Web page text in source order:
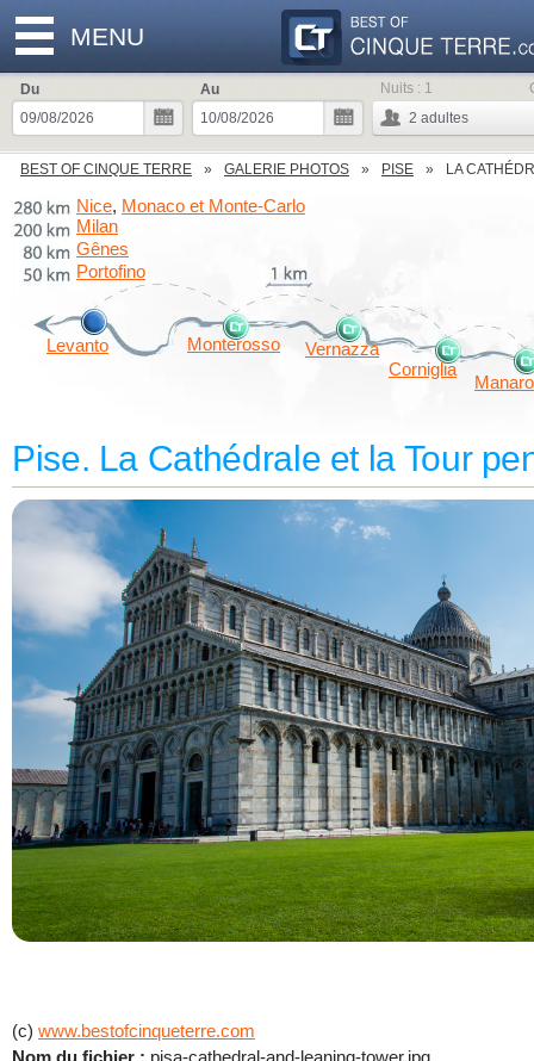
MENU
Du
Au
2 adultes
Nuits : 1
BEST OF CINQUE TERRE GALERIE PHOTOS PISE LA
Levanto Monterosso
Vernazza
Corniglia
Gênes
Milan
Nice, Monaco et Monte-Carlo
Portofino
Pise. La Cathédrale et la Tour
(c) www.bestofcinqueterre.com